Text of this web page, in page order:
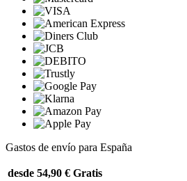
Gastos de envío para España
desde 54,90 € Gratis